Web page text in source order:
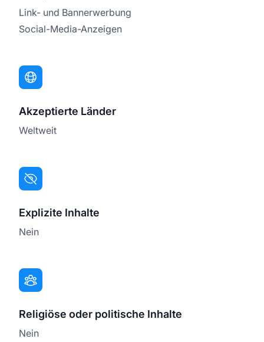
Link- und Bannerwerbung
Social-Media-Anzeigen
Akzeptierte Länder
Weltweit
Explizite Inhalte
Nein
Religiöse oder politische Inhalte
Nein